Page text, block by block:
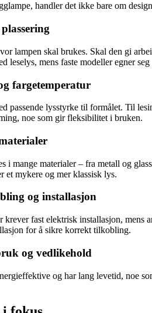
handler det ikke bare om
lampen skal brukes. Skal den gi
leselys, mens faste modeller egner
fargetemperatur
passende lysstyrke til formålet. Til
noe som gir fleksibilitet i bruken.
i mange materialer – fra metall og
et mykere og mer klassisk lys.
og installasjon
krever fast elektrisk installasjon,
for å sikre korrekt tilkobling.
og vedlikehold
og har lang levetid, noe